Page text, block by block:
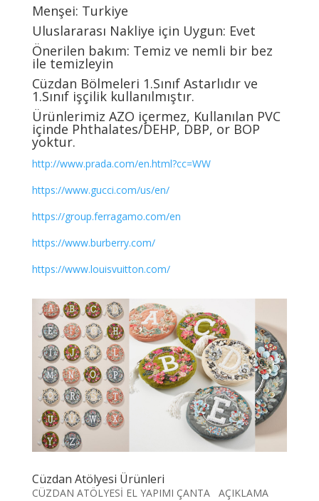
Menşei: Turkiye
Uluslararası Nakliye için Uygun: Evet
Önerilen bakım: Temiz ve nemli bir bez
ile temizleyin
Cüzdan Bölmeleri 1.Sınıf Astarlıdır ve
1.Sınıf işçilik kullanılmıştır.
Ürünlerimiz AZO içermez, Kullanılan PVC
içinde Phthalates/DEHP, DBP, or BOP
yoktur.
http://www.prada.com/en.html?cc=WW
https://www.gucci.com/us/en/
https://group.ferragamo.com/en
https://www.burberry.com/
https://www.louisvuitton.com/
Cüzdan Atölyesi Ürünleri
CÜZDAN ATÖLYESİ EL YAPIMI ÇANTA AÇIKLAMA